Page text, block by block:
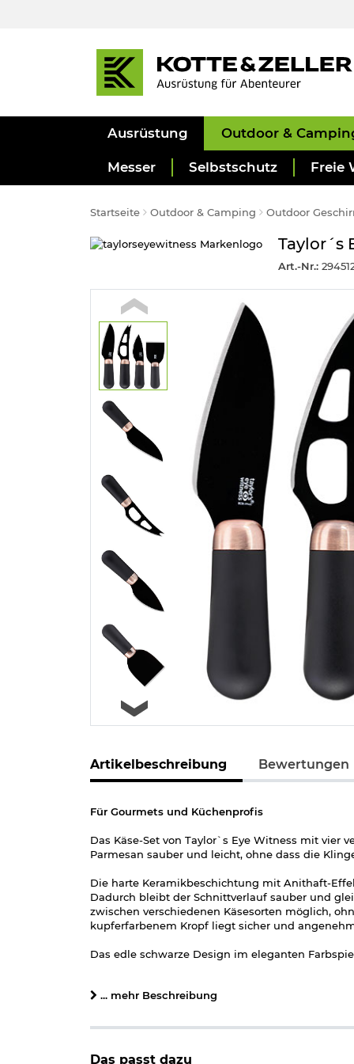
Ausrüstung Outdoor &
Messer Selbstschutz Freie
Startseite Outdoor & Camping Outdoor
Taylor´s
Art.-Nr.:
Artikelbeschreibung Bewertungen
Für Gourmets und Küchenprofis
Das Käse-Set von Taylor`s Eye Witness mit vier
Parmesan sauber und leicht, ohne dass die
Die harte Keramikbeschichtung mit Anithaft-
Dadurch bleibt der Schnittverlauf sauber und
zwischen verschiedenen Käsesorten möglich,
kupferfarbenem Kropf liegt sicher und
Das edle schwarze Design im eleganten
Hinweis:Die Messer sind
Nicht mit Stahlwolle oder Scheuermilch
... mehr Beschreibung
Das passt dazu